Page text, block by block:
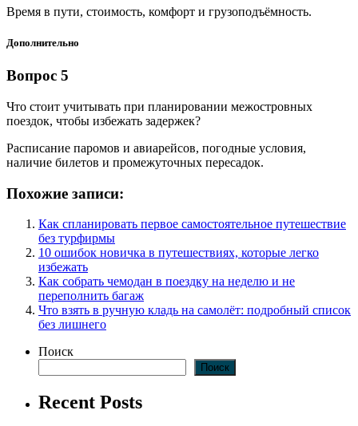
Время в пути, стоимость, комфорт и грузоподъёмность.
Дополнительно
Вопрос 5
Что стоит учитывать при планировании межостровных
поездок, чтобы избежать задержек?
Расписание паромов и авиарейсов, погодные условия,
наличие билетов и промежуточных пересадок.
Похожие записи:
Как спланировать первое самостоятельное путешествие
без турфирмы
10 ошибок новичка в путешествиях, которые легко
избежать
Как собрать чемодан в поездку на неделю и не
переполнить багаж
Что взять в ручную кладь на самолёт: подробный список
без лишнего
Поиск
Поиск
Recent Posts